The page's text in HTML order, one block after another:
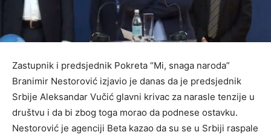
Zastupnik i predsjednik Pokreta “Mi, snaga naroda”
Branimir Nestorović izjavio je danas da je predsjednik
Srbije Aleksandar Vučić glavni krivac za narasle tenzije u
društvu i da bi zbog toga morao da podnese ostavku.
Nestorović je agenciji Beta kazao da su se u Srbiji raspale